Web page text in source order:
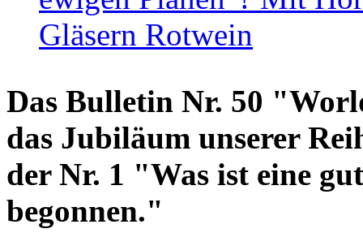
Gläsern Rotwein
Das Bulletin Nr. 50
das Jubiläum unserer
der Nr. 1 "Was ist eine
begonnen."